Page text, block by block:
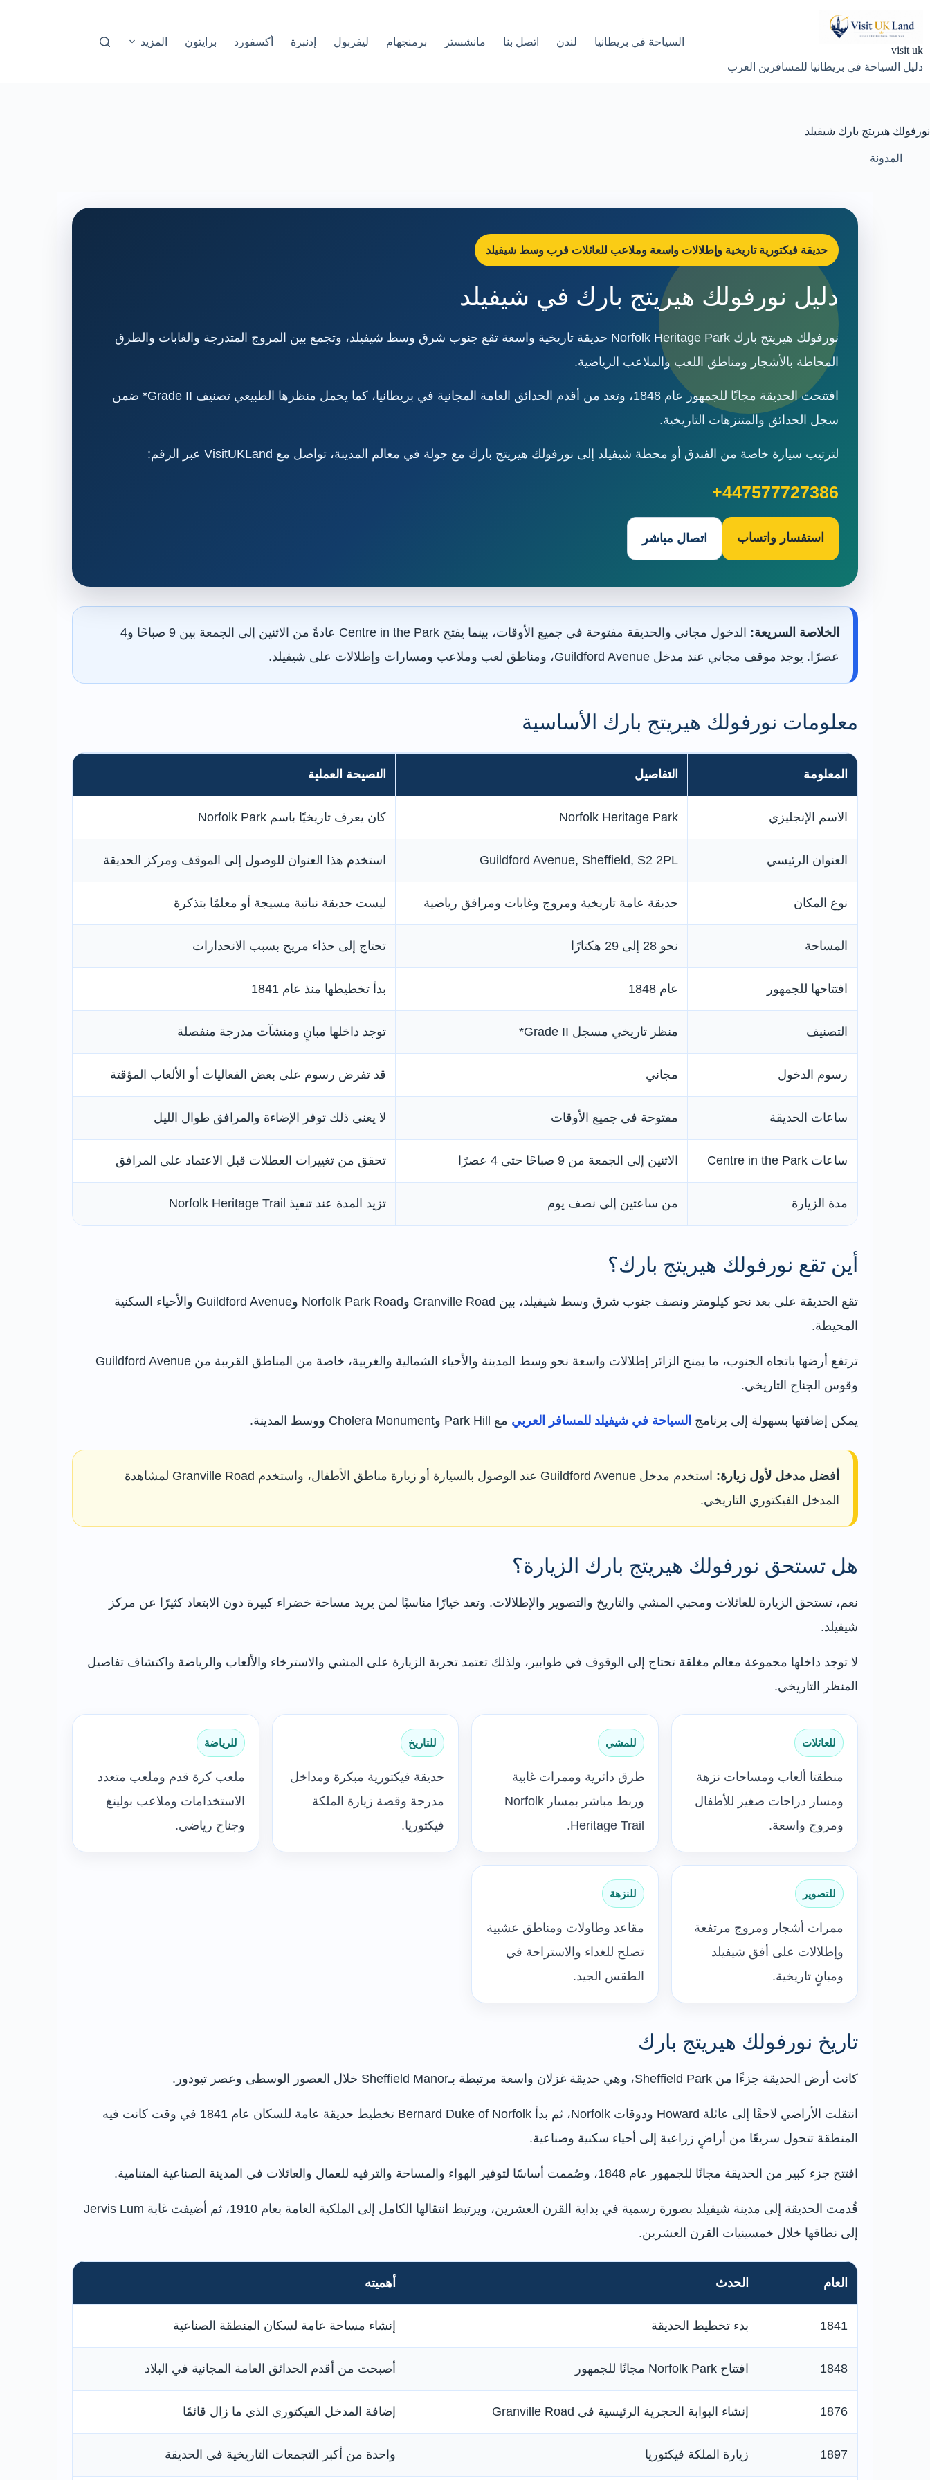
المحتوى
visit uk
دليل السياحة في بريطانيا للمسافرين العرب
السياحة في بريطانيا لندن اتصل بنا مانشستر برمنجهام ليفربول إدنبرة أكسفورد برايتون المزيد
نورفولك هيريتج بارك شيفيلد
المدونة
حديقة فيكتورية تاريخية وإطلالات واسعة وملاعب للعائلات قرب وسط شيفيلد
دليل نورفولك هيريتج بارك في شيفيلد
نورفولك هيريتج بارك Norfolk Heritage Park حديقة تاريخية واسعة تقع جنوب شرق وسط شيفيلد، وتجمع بين المروج المتدرجة والغابات والطرق
المحاطة بالأشجار ومناطق اللعب والملاعب الرياضية.
افتتحت الحديقة مجانًا للجمهور عام 1848، وتعد من أقدم الحدائق العامة المجانية في بريطانيا، كما يحمل منظرها الطبيعي تصنيف Grade II* ضمن
سجل الحدائق والمتنزهات التاريخية.
لترتيب سيارة خاصة من الفندق أو محطة شيفيلد إلى نورفولك هيريتج بارك مع جولة في معالم المدينة، تواصل مع VisitUKLand عبر الرقم:
+447577727386
استفسار واتساب اتصال مباشر
الخلاصة السريعة:
الدخول مجاني والحديقة مفتوحة في جميع الأوقات، بينما يفتح Centre in the Park عادةً من الاثنين إلى الجمعة بين 9 صباحًا و4
عصرًا. يوجد موقف مجاني عند مدخل Guildford Avenue، ومناطق لعب وملاعب ومسارات وإطلالات على شيفيلد.
معلومات نورفولك هيريتج بارك الأساسية
المعلومة التفاصيل النصيحة العملية
الاسم الإنجليزي Norfolk Heritage Park كان يعرف تاريخيًا باسم Norfolk Park
العنوان الرئيسي Guildford Avenue, Sheffield, S2 2PL استخدم هذا العنوان للوصول إلى الموقف ومركز الحديقة
نوع المكان حديقة عامة تاريخية ومروج وغابات ومرافق رياضية ليست حديقة نباتية مسيجة أو معلمًا بتذكرة
المساحة نحو 28 إلى 29 هكتارًا تحتاج إلى حذاء مريح بسبب الانحدارات
افتتاحها للجمهور عام 1848 بدأ تخطيطها منذ عام 1841
التصنيف منظر تاريخي مسجل Grade II* توجد داخلها مبانٍ ومنشآت مدرجة منفصلة
رسوم الدخول مجاني قد تفرض رسوم على بعض الفعاليات أو الألعاب المؤقتة
ساعات الحديقة مفتوحة في جميع الأوقات لا يعني ذلك توفر الإضاءة والمرافق طوال الليل
ساعات Centre in the Park الاثنين إلى الجمعة من 9 صباحًا حتى 4 عصرًا تحقق من تغييرات العطلات قبل الاعتماد على المرافق
مدة الزيارة من ساعتين إلى نصف يوم تزيد المدة عند تنفيذ Norfolk Heritage Trail
أين تقع نورفولك هيريتج بارك؟
تقع الحديقة على بعد نحو كيلومتر ونصف جنوب شرق وسط شيفيلد، بين Granville Road وNorfolk Park Road وGuildford Avenue والأحياء السكنية
المحيطة.
ترتفع أرضها باتجاه الجنوب، ما يمنح الزائر إطلالات واسعة نحو وسط المدينة والأحياء الشمالية والغربية، خاصة من المناطق القريبة من Guildford Avenue
وقوس الجناح التاريخي.
يمكن إضافتها بسهولة إلى برنامج السياحة في شيفيلد للمسافر العربي مع Park Hill وCholera Monument ووسط المدينة.
أفضل مدخل لأول زيارة:
استخدم مدخل Guildford Avenue عند الوصول بالسيارة أو زيارة مناطق الأطفال، واستخدم Granville Road لمشاهدة
المدخل الفيكتوري التاريخي.
هل تستحق نورفولك هيريتج بارك الزيارة؟
نعم، تستحق الزيارة للعائلات ومحبي المشي والتاريخ والتصوير والإطلالات. وتعد خيارًا مناسبًا لمن يريد مساحة خضراء كبيرة دون الابتعاد كثيرًا عن مركز
شيفيلد.
لا توجد داخلها مجموعة معالم مغلقة تحتاج إلى الوقوف في طوابير، ولذلك تعتمد تجربة الزيارة على المشي والاسترخاء والألعاب والرياضة واكتشاف تفاصيل
المنظر التاريخي.
للعائلات
منطقتا ألعاب ومساحات نزهة
ومسار دراجات صغير للأطفال
ومروج واسعة.
للمشي
طرق دائرية وممرات غابية
وربط مباشر بمسار Norfolk
Heritage Trail.
للتاريخ
حديقة فيكتورية مبكرة ومداخل
مدرجة وقصة زيارة الملكة
فيكتوريا.
للرياضة
ملعب كرة قدم وملعب متعدد
الاستخدامات وملاعب بولينغ
وجناح رياضي.
للتصوير
ممرات أشجار ومروج مرتفعة
وإطلالات على أفق شيفيلد
ومبانٍ تاريخية.
للنزهة
مقاعد وطاولات ومناطق عشبية
تصلح للغداء والاستراحة في
الطقس الجيد.
تاريخ نورفولك هيريتج بارك
كانت أرض الحديقة جزءًا من Sheffield Park، وهي حديقة غزلان واسعة مرتبطة بـSheffield Manor خلال العصور الوسطى وعصر تيودور.
انتقلت الأراضي لاحقًا إلى عائلة Howard ودوقات Norfolk، ثم بدأ Bernard Duke of Norfolk تخطيط حديقة عامة للسكان عام 1841 في وقت كانت فيه
المنطقة تتحول سريعًا من أراضٍ زراعية إلى أحياء سكنية وصناعية.
افتتح جزء كبير من الحديقة مجانًا للجمهور عام 1848، وصُممت أساسًا لتوفير الهواء والمساحة والترفيه للعمال والعائلات في المدينة الصناعية المتنامية.
قُدمت الحديقة إلى مدينة شيفيلد بصورة رسمية في بداية القرن العشرين، ويرتبط انتقالها الكامل إلى الملكية العامة بعام 1910، ثم أضيفت غابة Jervis Lum
إلى نطاقها خلال خمسينيات القرن العشرين.
العام الحدث أهميته
1841 بدء تخطيط الحديقة إنشاء مساحة عامة لسكان المنطقة الصناعية
1848 افتتاح Norfolk Park مجانًا للجمهور أصبحت من أقدم الحدائق العامة المجانية في البلاد
1876 إنشاء البوابة الحجرية الرئيسية في Granville Road إضافة المدخل الفيكتوري الذي ما زال قائمًا
1897 زيارة الملكة فيكتوريا واحدة من أكبر التجمعات التاريخية في الحديقة